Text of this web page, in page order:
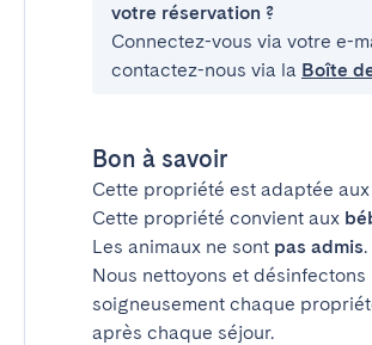
votre réservation ?
Connectez-vous via votre e-
contactez-nous via la Boîte
Bon à savoir
Cette propriété est adaptée aux
Cette propriété convient aux
Les animaux ne sont pas admis.
Nous nettoyons et désinfectons
soigneusement chaque
après chaque séjour.